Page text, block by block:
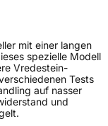
mit einer langen
spezielle Modell
Vredestein-
Tests
auf nasser
und